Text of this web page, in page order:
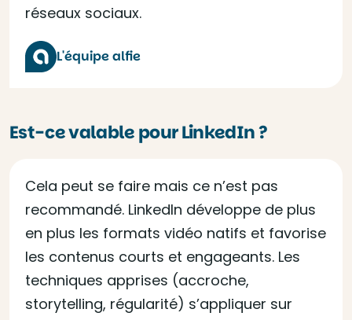
réseaux sociaux.
L'équipe alfie
Est-ce valable pour LinkedIn ?
Cela peut se faire mais ce n’est pas
recommandé. LinkedIn développe de plus
en plus les formats vidéo natifs et favorise
les contenus courts et engageants. Les
techniques apprises (accroche,
storytelling, régularité) s’appliquer sur